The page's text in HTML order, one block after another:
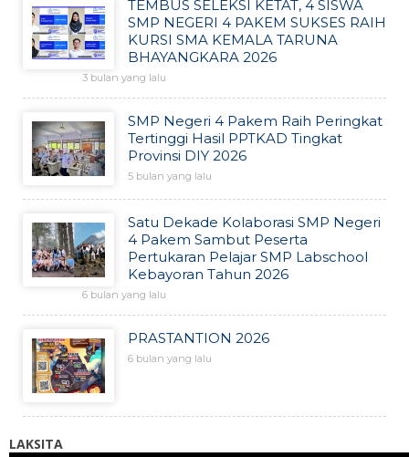
TEMBUS SELEKSI KETAT, 4 SISWA
SMP NEGERI 4 PAKEM SUKSES RAIH
KURSI SMA KEMALA TARUNA
BHAYANGKARA 2026
3 bulan yang lalu
SMP Negeri 4 Pakem Raih Peringkat
Tertinggi Hasil PPTKAD Tingkat
Provinsi DIY 2026
5 bulan yang lalu
Satu Dekade Kolaborasi SMP Negeri
4 Pakem Sambut Peserta
Pertukaran Pelajar SMP Labschool
Kebayoran Tahun 2026
6 bulan yang lalu
PRASTANTION 2026
6 bulan yang lalu
LAKSITA